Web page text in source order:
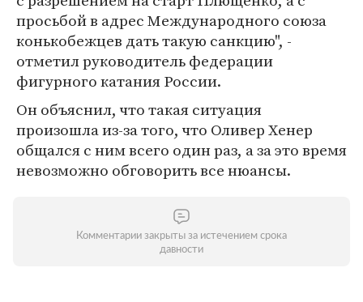
просьбой в адрес Международного союза
конькобежцев дать такую санкцию", -
отметил руководитель федерации
фигурного катания России.
Он объяснил, что такая ситуация
произошла из-за того, что Оливер Хенер
общался с ним всего один раз, а за это время
невозможно обговорить все нюансы.
Комментарии закрыты за истечением срока
давности